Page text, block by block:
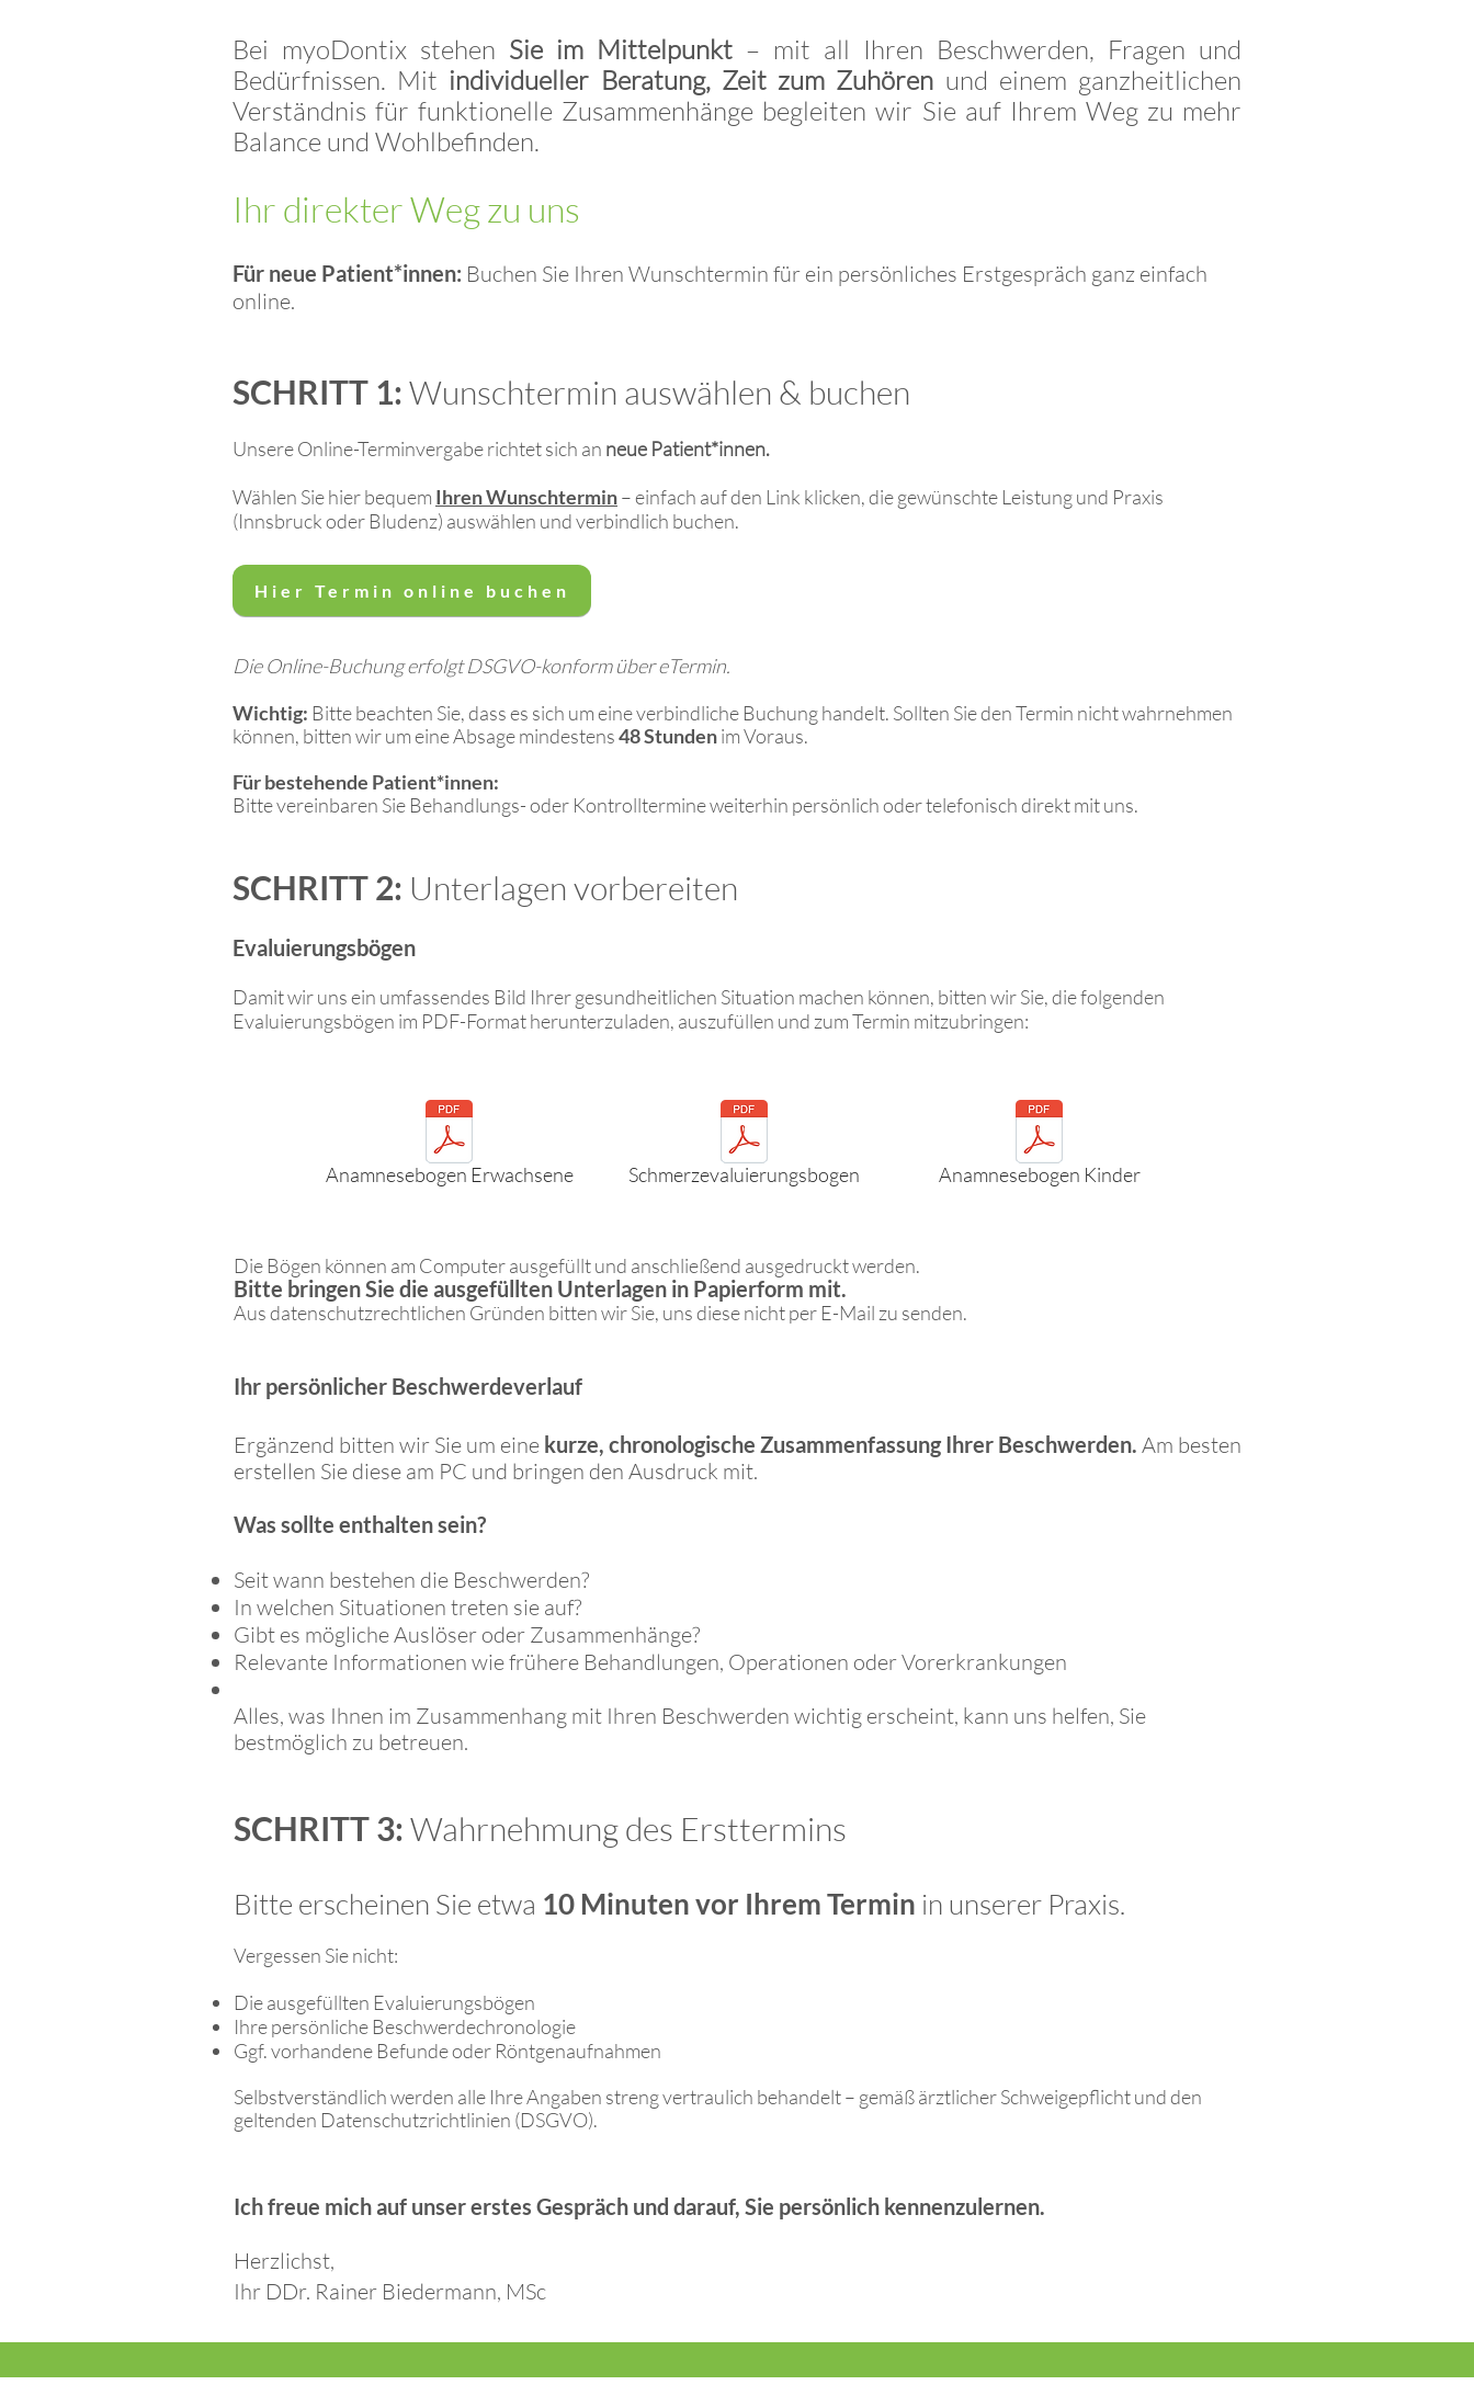
Bei myoDontix stehen Sie im Mittelpunkt – mit all Ihren Beschwerden, Fragen und
Bedürfnissen. Mit individueller Beratung, Zeit zum Zuhören und einem ganzheitlichen
Verständnis für funktionelle Zusammenhänge begleiten wir Sie auf Ihrem Weg zu mehr
Balance und Wohlbefinden.
Ihr direkter Weg zu uns
​Für neue Patient*innen: Buchen Sie Ihren Wunschtermin für ein persönliches Erstgespräch ganz einfach
online.
SCHRITT 1:Wunschtermin auswählen & buchen
Unsere Online-Terminvergabe richtet sich an neue Patient*innen.
Wählen Sie hier bequem Ihren Wunschtermin– einfach auf den Link klicken, die gewünschte Leistung und Praxis
(Innsbruck oder Bludenz) auswählen und verbindlich buchen.
Die Online-Buchung erfolgt DSGVO-konform über eTermin.
Wichtig: Bitte beachten Sie, dass es sich um eine verbindliche Buchung handelt. Sollten Sie den Termin nicht wahrnehmen
können, bitten wir um eine Absage mindestens48 Stundenim Voraus.
Für bestehende Patient*innen:
Bitte vereinbaren Sie Behandlungs- oder Kontrolltermine weiterhin persönlich oder telefonisch direkt mit uns.
SCHRITT 2: Unterlagen vorbereiten
Evaluierungsbögen
Damit wir uns ein umfassendes Bild Ihrer gesundheitlichen Situation machen können, bitten wir Sie, die folgenden
Evaluierungsbögen im PDF-Format herunterzuladen, auszufüllen und zum Termin mitzubringen:
Hier Termin online buchen
Anamnesebogen Erwachsene Schmerzevaluierungsbogen Anamnesebogen Kinder
Die Bögen können am Computer ausgefüllt und anschließend ausgedruckt werden.
Bitte bringen Sie die ausgefüllten Unterlagen in Papierform mit.
Aus datenschutzrechtlichen Gründen bitten wir Sie, uns diese nicht per E-Mail zu senden.
Ihr persönlicher Beschwerdeverlauf
Ergänzend bitten wir Sie um eine kurze, chronologische Zusammenfassung Ihrer Beschwerden. Am besten
erstellen Sie diese am PC und bringen den Ausdruck mit.
Was sollte enthalten sein?
Seit wann bestehen die Beschwerden?
In welchen Situationen treten sie auf?
Gibt es mögliche Auslöser oder Zusammenhänge?
Relevante Informationen wie frühere Behandlungen, Operationen oder Vorerkrankungen
Alles, was Ihnen im Zusammenhang mit Ihren Beschwerden wichtig erscheint, kann uns helfen, Sie
bestmöglich zu betreuen.
SCHRITT 3:Wahrnehmung des Ersttermins
Bitte erscheinen Sie etwa 10 Minuten vor Ihrem Termin in unserer Praxis.
Vergessen Sie nicht:
Die ausgefüllten Evaluierungsbögen
Ihre persönliche Beschwerdechronologie
Ggf. vorhandene Befunde oder Röntgenaufnahmen
Selbstverständlich werden alle Ihre Angaben streng vertraulich behandelt – gemäß ärztlicher Schweigepflicht und den
geltenden Datenschutzrichtlinien (DSGVO).
Ich freue mich auf unser erstes Gespräch und darauf, Sie persönlich kennenzulernen.
Herzlichst,
Ihr DDr. Rainer Biedermann, MSc